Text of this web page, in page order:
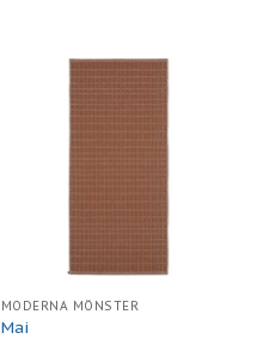
MODERNA MÖNSTER
Mai